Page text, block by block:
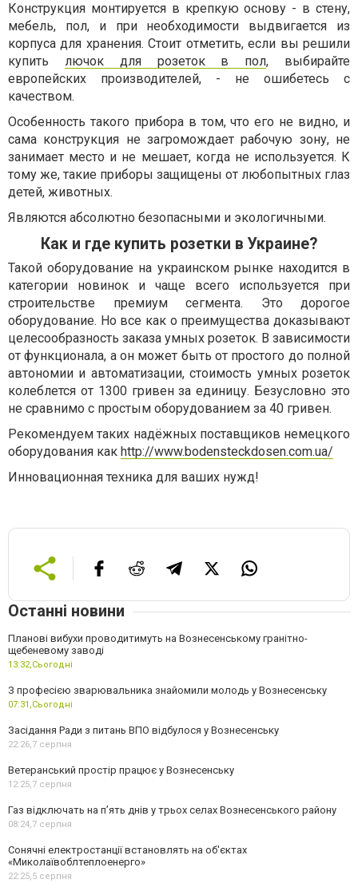
Конструкция монтируется в крепкую основу - в стену,
мебель, пол, и при необходимости выдвигается из
корпуса для хранения. Стоит отметить, если вы решили
купить лючок для розеток в пол, выбирайте
европейских производителей, - не ошибетесь с
качеством.
Особенность такого прибора в том, что его не видно, и
сама конструкция не загромождает рабочую зону, не
занимает место и не мешает, когда не используется. К
тому же, такие приборы защищены от любопытных глаз
детей, животных.
Являются абсолютно безопасными и экологичными.
Как и где купить розетки в Украине?
Такой оборудование на украинском рынке находится в
категории новинок и чаще всего используется при
строительстве премиум сегмента. Это дорогое
оборудование. Но все как о преимущества доказывают
целесообразность заказа умных розеток. В зависимости
от функционала, а он может быть от простого до полной
автономии и автоматизации, стоимость умных розеток
колеблется от 1300 гривен за единицу. Безусловно это
не сравнимо с простым оборудованием за 40 гривен.
Рекомендуем таких надёжных поставщиков немецкого
оборудования как http://www.bodensteckdosen.com.ua/
Инновационная техника для ваших нужд!
Останні новини
Планові вибухи проводитимуть на Вознесенському гранітно-
щебеневому заводі
13:32,Сьогодні
З професією зварювальника знайомили молодь у Вознесенську
07:31,Сьогодні
Засідання Ради з питань ВПО відбулося у Вознесенську
22:26,7 серпня
Ветеранський простір працює у Вознесенську
12:25,7 серпня
Газ відключать на п’ять днів у трьох селах Вознесенського району
08:24,7 серпня
Сонячні електростанції встановлять на об'єктах
«Миколаївоблтеплоенерго»
22:25,5 серпня